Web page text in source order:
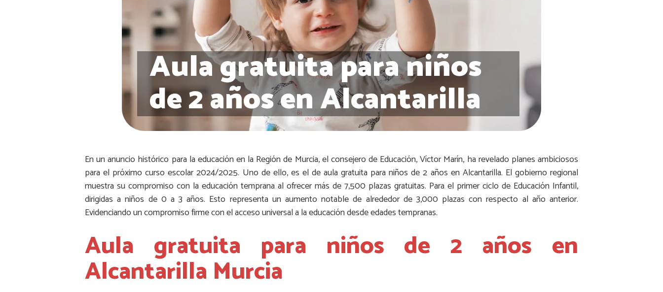
Aula gratuita para niños
de 2 años en Alcantarilla
En un anuncio histórico para la educación en la Región de Murcia, el consejero de Educación, Víctor Marín, ha revelado planes ambiciosos
para el próximo curso escolar 2024/2025. Uno de ello, es el de aula gratuita para niños de 2 años en Alcantarilla. El gobierno regional
muestra su compromiso con la educación temprana al ofrecer más de 7,500 plazas gratuitas. Para el primer ciclo de Educación Infantil,
dirigidas a niños de 0 a 3 años. Esto representa un aumento notable de alrededor de 3,000 plazas con respecto al año anterior.
Evidenciando un compromiso firme con el acceso universal a la educación desde edades tempranas.
Aula gratuita para niños de 2 años en
Alcantarilla Murcia